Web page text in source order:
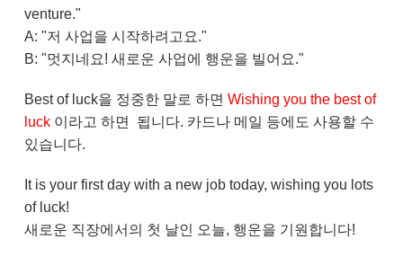
venture."
A: "저 사업을 시작하려고요."
B: "멋지네요! 새로운 사업에 행운을 빌어요."
Best of luck을 정중한 말로 하면 Wishing you the best of
luck 이라고 하면 됩니다. 카드나 메일 등에도 사용할 수
있습니다.
It is your first day with a new job today, wishing you lots
of luck!
새로운 직장에서의 첫 날인 오늘, 행운을 기원합니다!